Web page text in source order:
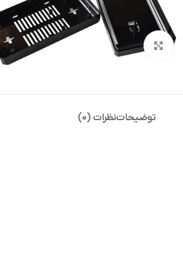
ماژول شبکه
ماژول نمایشگر
ماژول های RF
ماژول های پخش صدا
ماژول های پردازش تصویر
بزرگنمایی تصویر
توضیحاتنظرات (0)